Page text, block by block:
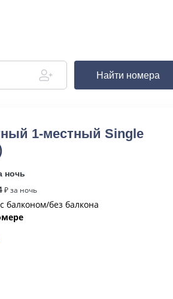
Найти номера
1-местный Single
ночь
₽ за ночь
балконом/без балкона